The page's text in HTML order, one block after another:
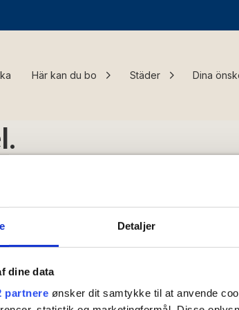
Detaljer
dine data
partnere ønsker dit samtykke til at anvende
Här kan du bo Städer Dina
Hyrvillkor